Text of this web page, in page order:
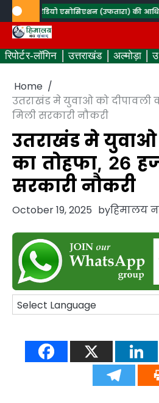
Skip
to
content
रेडियो एसोसिएशन (उफतारा) की आधिकारिक
रिपोर्टर-लॉगिन उत्तराखंड अल्मोड़ा
Home
उतराखंड मे युवाओ को दीपावली
मिली सरकारी नौकरी
उतराखंड मे युवाओ
का तोहफा, 26
सरकारी नौकरी
October 19, 2025 byहिमालय